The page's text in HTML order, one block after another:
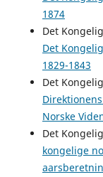
1874
Det
Det
1829-1843
Det
Norske
Det
kongelige